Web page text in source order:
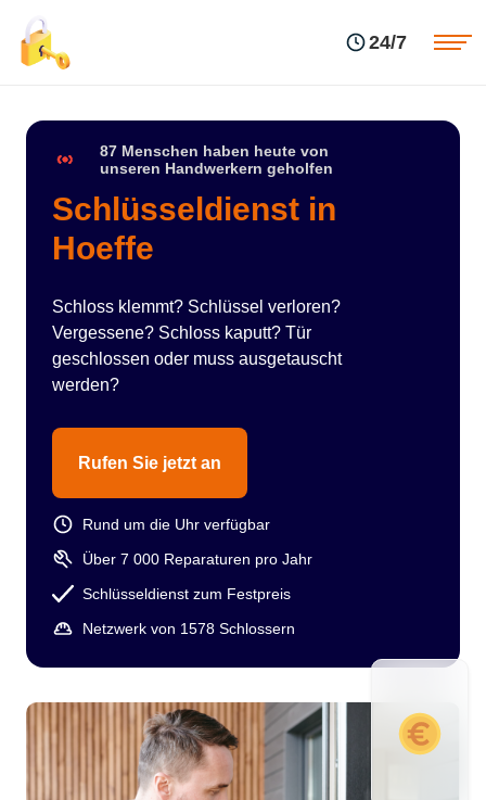
24/7
87 Menschen haben heute von
unseren Handwerkern geholfen
Schlüsseldienst in
Hoeffe
Schloss klemmt? Schlüssel verloren?
Vergessene? Schloss kaputt? Tür
geschlossen oder muss ausgetauscht
werden?
Rufen Sie jetzt an
Rund um die Uhr verfügbar
Über 7 000 Reparaturen pro Jahr
Schlüsseldienst zum Festpreis
Netzwerk von 1578 Schlossern